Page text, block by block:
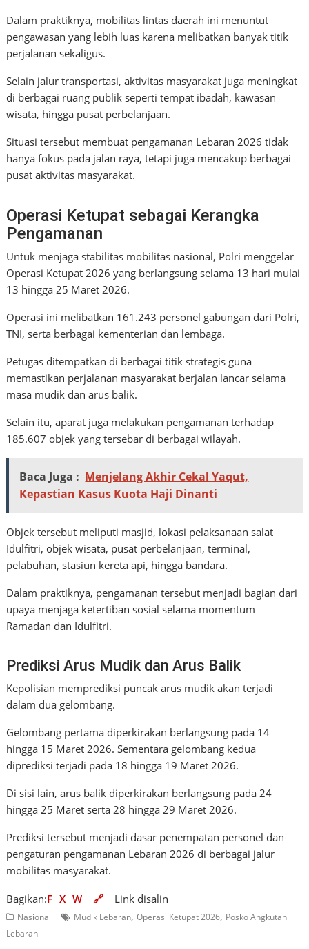
Dalam praktiknya, mobilitas lintas daerah ini menuntut
pengawasan yang lebih luas karena melibatkan banyak titik
perjalanan sekaligus.
Selain jalur transportasi, aktivitas masyarakat juga meningkat
di berbagai ruang publik seperti tempat ibadah, kawasan
wisata, hingga pusat perbelanjaan.
Situasi tersebut membuat pengamanan Lebaran 2026 tidak
hanya fokus pada jalan raya, tetapi juga mencakup berbagai
pusat aktivitas masyarakat.
Operasi Ketupat sebagai Kerangka
Pengamanan
Untuk menjaga stabilitas mobilitas nasional, Polri menggelar
Operasi Ketupat 2026 yang berlangsung selama 13 hari mulai
13 hingga 25 Maret 2026.
Operasi ini melibatkan 161.243 personel gabungan dari Polri,
TNI, serta berbagai kementerian dan lembaga.
Petugas ditempatkan di berbagai titik strategis guna
memastikan perjalanan masyarakat berjalan lancar selama
masa mudik dan arus balik.
Selain itu, aparat juga melakukan pengamanan terhadap
185.607 objek yang tersebar di berbagai wilayah.
Baca Juga : Menjelang Akhir Cekal Yaqut,
Kepastian Kasus Kuota Haji Dinanti
Objek tersebut meliputi masjid, lokasi pelaksanaan salat
Idulfitri, objek wisata, pusat perbelanjaan, terminal,
pelabuhan, stasiun kereta api, hingga bandara.
Dalam praktiknya, pengamanan tersebut menjadi bagian dari
upaya menjaga ketertiban sosial selama momentum
Ramadan dan Idulfitri.
Prediksi Arus Mudik dan Arus Balik
Kepolisian memprediksi puncak arus mudik akan terjadi
dalam dua gelombang.
Gelombang pertama diperkirakan berlangsung pada 14
hingga 15 Maret 2026. Sementara gelombang kedua
diprediksi terjadi pada 18 hingga 19 Maret 2026.
Di sisi lain, arus balik diperkirakan berlangsung pada 24
hingga 25 Maret serta 28 hingga 29 Maret 2026.
Prediksi tersebut menjadi dasar penempatan personel dan
pengaturan pengamanan Lebaran 2026 di berbagai jalur
mobilitas masyarakat.
Bagikan:F X W 🔗 Link disalin
Nasional Mudik Lebaran,Operasi Ketupat 2026, Posko Angkutan
Lebaran